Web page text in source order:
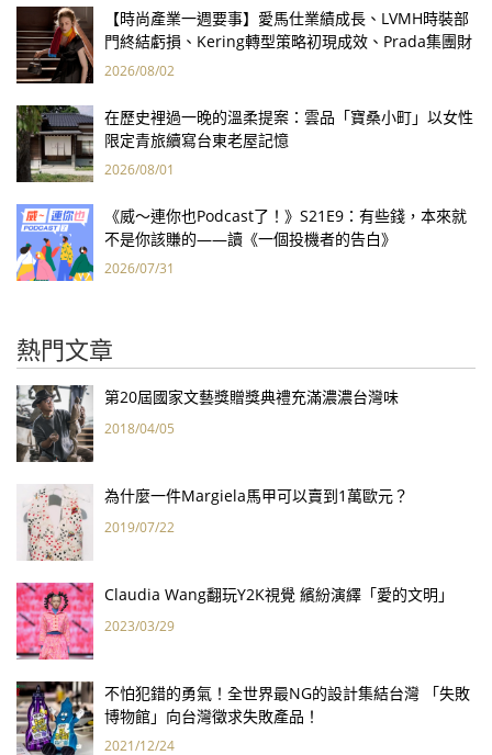
【時尚產業一週要事】愛馬仕業績成長、LVMH時裝部
門終結虧損、Kering轉型策略初現成效、Prada集團財
報亮眼
2026/08/02
在歷史裡過一晚的溫柔提案：雲品「寶桑小町」以女性
限定青旅續寫台東老屋記憶
2026/08/01
《威～連你也Podcast了！》S21E9：有些錢，本來就
不是你該賺的——讀《一個投機者的告白》
2026/07/31
熱門文章
第20屆國家文藝獎贈獎典禮充滿濃濃台灣味
2018/04/05
為什麼一件Margiela馬甲可以賣到1萬歐元？
2019/07/22
Claudia Wang翻玩Y2K視覺 繽紛演繹「愛的文明」
2023/03/29
不怕犯錯的勇氣！全世界最NG的設計集結台灣 「失敗
博物館」向台灣徵求失敗產品！
2021/12/24